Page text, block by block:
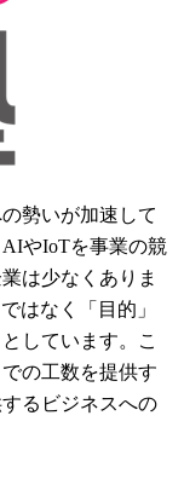
勢いが加速して
やIoTを事業の競
は少なくありま
はなく「目的」
しています。こ
の工数を提供す
るビジネスへの